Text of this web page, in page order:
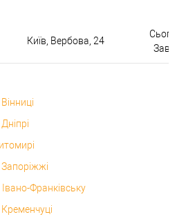
Київ, Вербова, 24
Франківську